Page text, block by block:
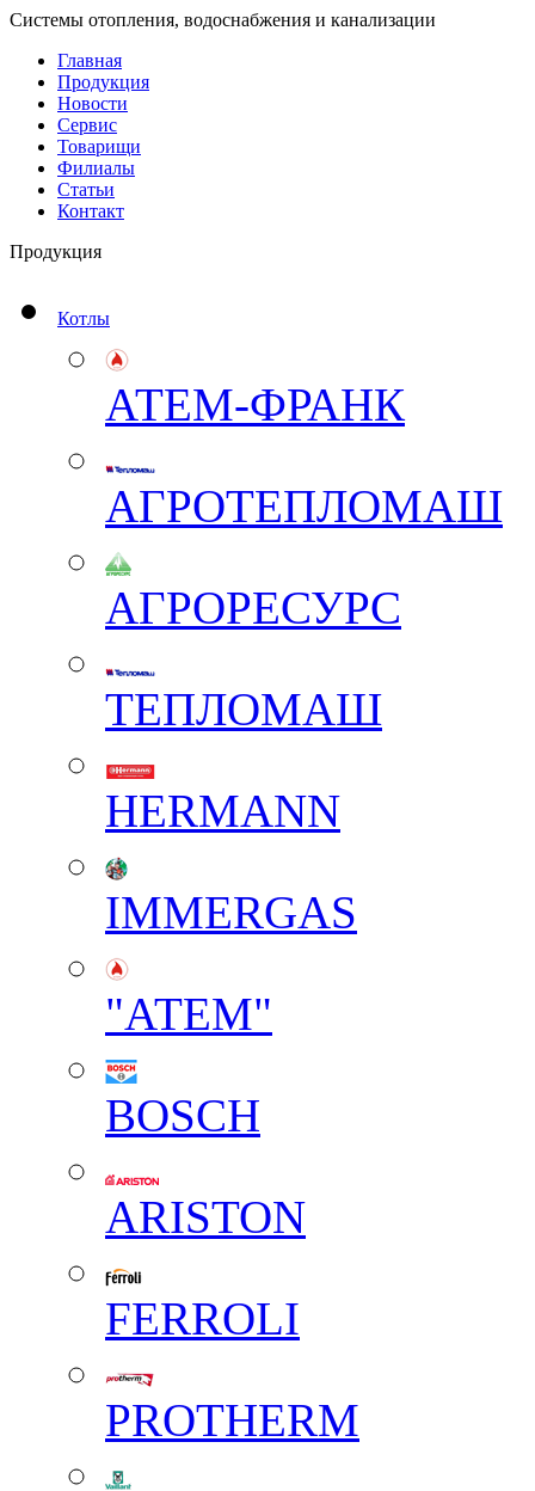
Системы отопления, водоснабжения и канализации
Главная
Продукция
Новости
Сервис
Товарищи
Филиалы
Статьи
Контакт
Продукция
Котлы
АТЕМ-ФРАНК
АГРОТЕПЛОМАШ
АГРОРЕСУРС
ТЕПЛОМАШ
HERMANN
IMMERGAS
"АТЕМ"
BOSCH
ARISTON
FERROLI
PROTHERM